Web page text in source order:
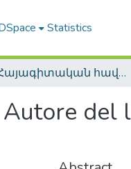
Statistics
Հայագիտական հավաքածու / Armenica